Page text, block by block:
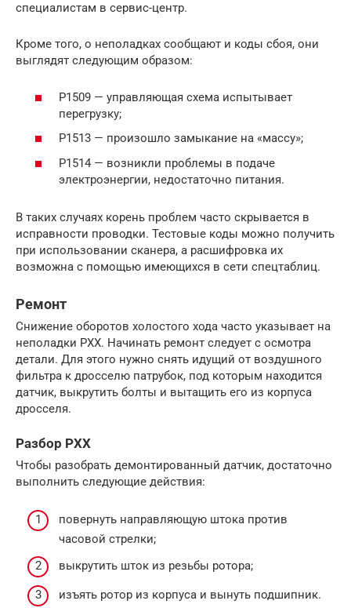
специалистам в сервис-центр.
Кроме того, о неполадках сообщают и коды сбоя, они
выглядят следующим образом:
Р1509 — управляющая схема испытывает
перегрузку;
Р1513 — произошло замыкание на «массу»;
Р1514 — возникли проблемы в подаче
электроэнергии, недостаточно питания.
В таких случаях корень проблем часто скрывается в
исправности проводки. Тестовые коды можно получить
при использовании сканера, а расшифровка их
возможна с помощью имеющихся в сети спецтаблиц.
Ремонт
Снижение оборотов холостого хода часто указывает на
неполадки РХХ. Начинать ремонт следует с осмотра
детали. Для этого нужно снять идущий от воздушного
фильтра к дросселю патрубок, под которым находится
датчик, выкрутить болты и вытащить его из корпуса
дросселя.
Разбор РХХ
Чтобы разобрать демонтированный датчик, достаточно
выполнить следующие действия:
повернуть направляющую штока против
часовой стрелки;
выкрутить шток из резьбы ротора;
изъять ротор из корпуса и вынуть подшипник.